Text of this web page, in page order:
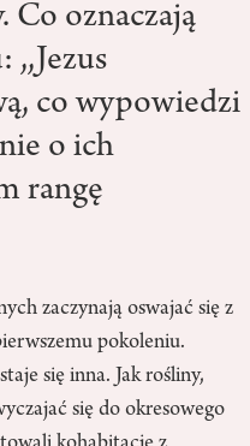
Co oznaczają
,,Jezus
co wypowiedzi
o ich
rangę
zaczynają oswajać się z
pokoleniu.
się inna. Jak rośliny,
się do okresowego